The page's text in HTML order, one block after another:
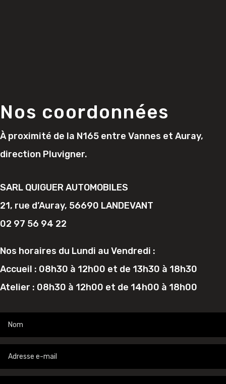
Nos coordonnées
À proximité de la N165 entre Vannes et Auray,
direction Pluvigner.
SARL QUIGUER AUTOMOBILES
21, rue d’Auray, 56690 LANDEVANT
02 97 56 94 22
Nos horaires du Lundi au Vendredi :
Accueil : 08h30 à 12h00 et de 13h30 à 18h30
Atelier : 08h30 à 12h00 et de 14h00 à 18h00